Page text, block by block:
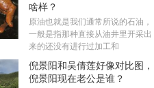
啥样？
原油也就是我们通常所说的石油，
一般是指那种直接从油井里开采出
来的还没有进行过加工和
倪景阳和吴倩莲好像对比图，
倪景阳现在老公是谁？